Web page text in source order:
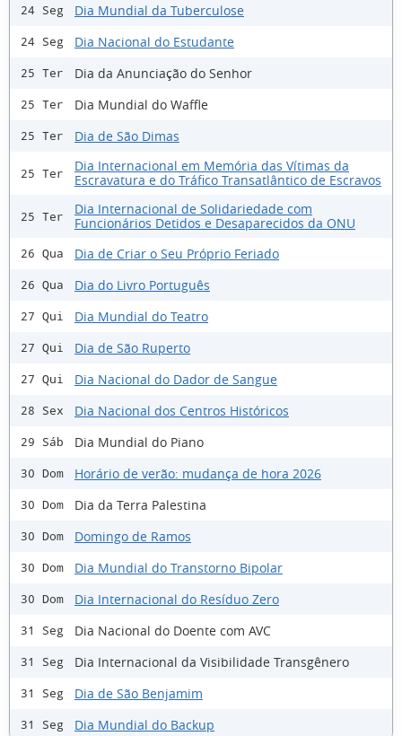
24 Seg Dia Mundial da Tuberculose
24 Seg Dia Nacional do Estudante
25 Ter Dia da Anunciação do Senhor
25 Ter Dia Mundial do Waffle
25 Ter Dia de São Dimas
25 Ter
Dia Internacional em Memória das Vítimas da
Escravatura e do Tráfico Transatlântico de Escravos
25 Ter
Dia Internacional de Solidariedade com
Funcionários Detidos e Desaparecidos da ONU
26 Qua Dia de Criar o Seu Próprio Feriado
26 Qua Dia do Livro Português
27 Qui Dia Mundial do Teatro
27 Qui Dia de São Ruperto
27 Qui Dia Nacional do Dador de Sangue
28 Sex Dia Nacional dos Centros Históricos
29 Sáb Dia Mundial do Piano
30 Dom Horário de verão: mudança de hora 2026
30 Dom Dia da Terra Palestina
30 Dom Domingo de Ramos
30 Dom Dia Mundial do Transtorno Bipolar
30 Dom Dia Internacional do Resíduo Zero
31 Seg Dia Nacional do Doente com AVC
31 Seg Dia Internacional da Visibilidade Transgênero
31 Seg Dia de São Benjamim
31 Seg Dia Mundial do Backup